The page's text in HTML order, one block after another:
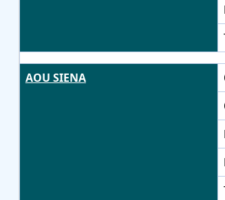
AOU SIENA